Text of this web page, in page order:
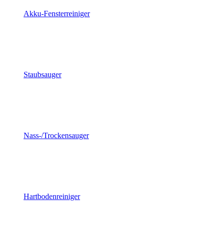
Akku-Fensterreiniger
Staubsauger
Nass-/Trockensauger
Hartbodenreiniger